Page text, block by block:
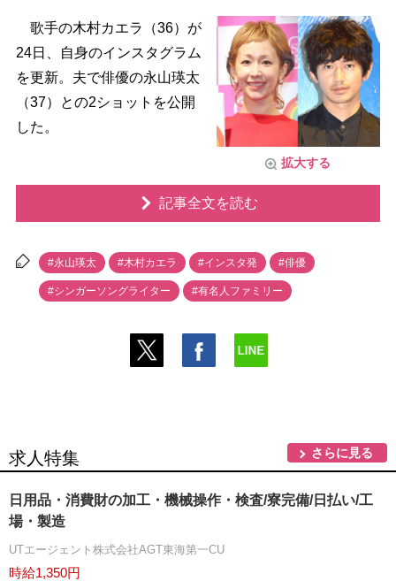
拡大する
歌手の木村カエラ（36）が
24日、自身のインスタグラム
を更新。夫で俳優の永山瑛太
（37）との2ショットを公開
した。
記事全文を読む
#永山瑛太 #木村カエラ #インスタ発 #俳優
#シンガーソングライター #有名人ファミリー
求人特集 さらに見る
日用品・消費財の加工・機械操作・検査/寮完備/日払い/工
場・製造
UTエージェント株式会社AGT東海第一CU
時給1,350円